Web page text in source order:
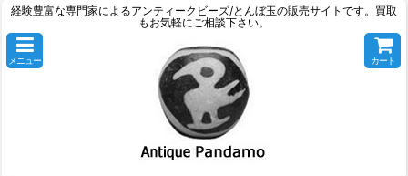
経験豊富な専門家によるアンティークビーズ/とんぼ玉の販売サイトです。買取
もお気軽にご相談下さい。
メニュー カート